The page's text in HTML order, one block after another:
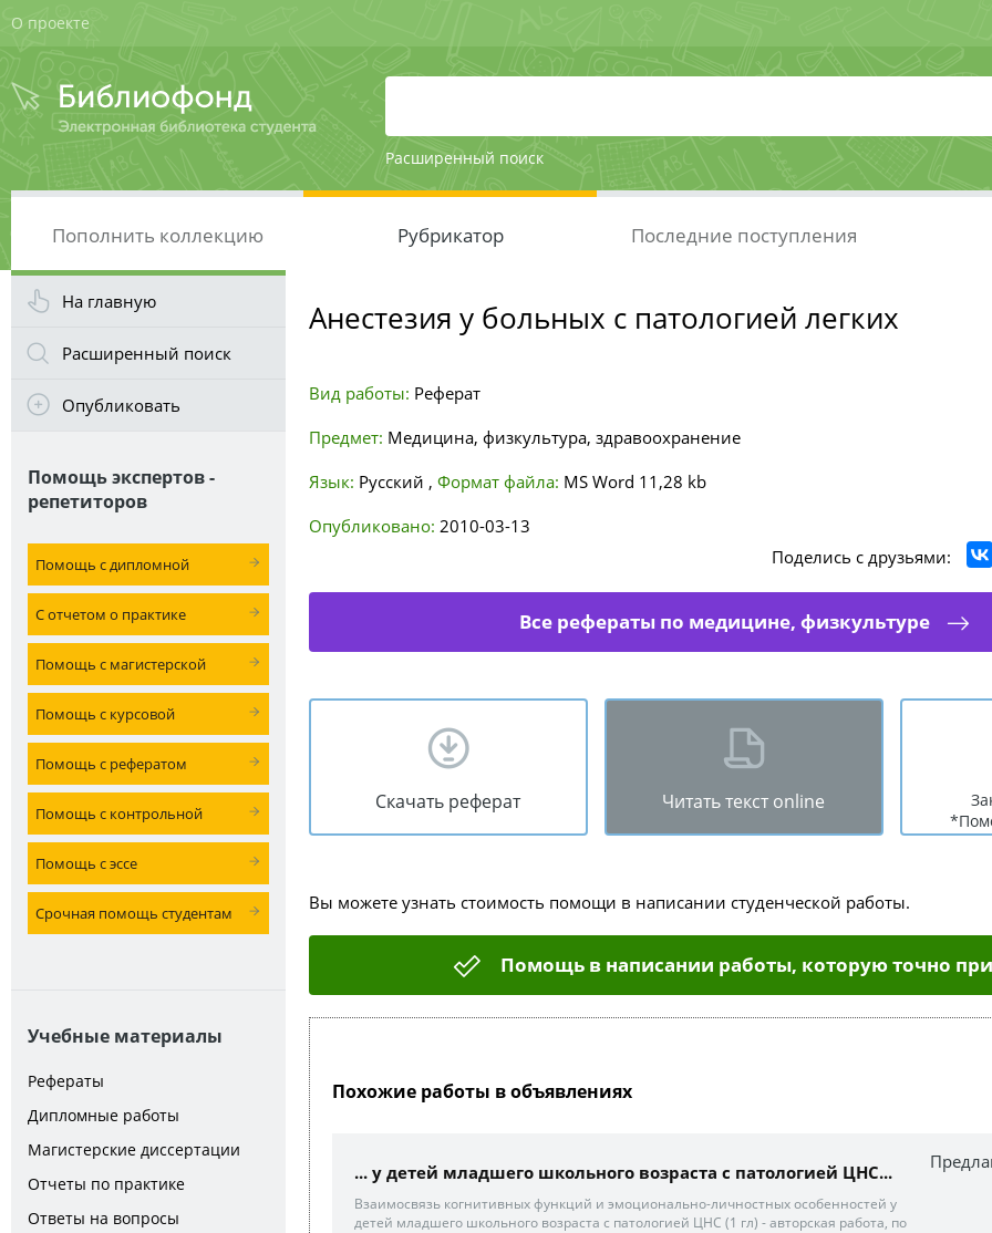
О проекте
Расширенный поиск
Пополнить коллекцию Рубрикатор Последние поступления
На главную
Расширенный поиск
Опубликовать
Помощь экспертов -
репетиторов
Помощь с дипломной
С отчетом о практике
Помощь с магистерской
Помощь с курсовой
Помощь с рефератом
Помощь с контрольной
Помощь с эссе
Срочная помощь студентам
Учебные материалы
Рефераты
Дипломные работы
Магистерские диссертации
Отчеты по практике
Ответы на вопросы
Анестезия у больных с патологией легких
Вид работы: Реферат
Предмет: Медицина, физкультура, здравоохранение
Язык: Русский , Формат файла: MS Word 11,28 kb
Опубликовано: 2010-03-13
Поделись с друзьями:
Все рефераты по медицине, физкультуре
Скачать реферат Читать текст online
Вы можете узнать стоимость помощи в написании студенческой работы.
Помощь в написании работы, которую точно
Похожие работы в объявлениях
... у детей младшего школьного возраста с патологией ЦНС...
Взаимосвязь когнитивных функций и эмоционально-личностных особенностей у
детей младшего школьного возраста с патологией ЦНС (1 гл) - авторская работа, по